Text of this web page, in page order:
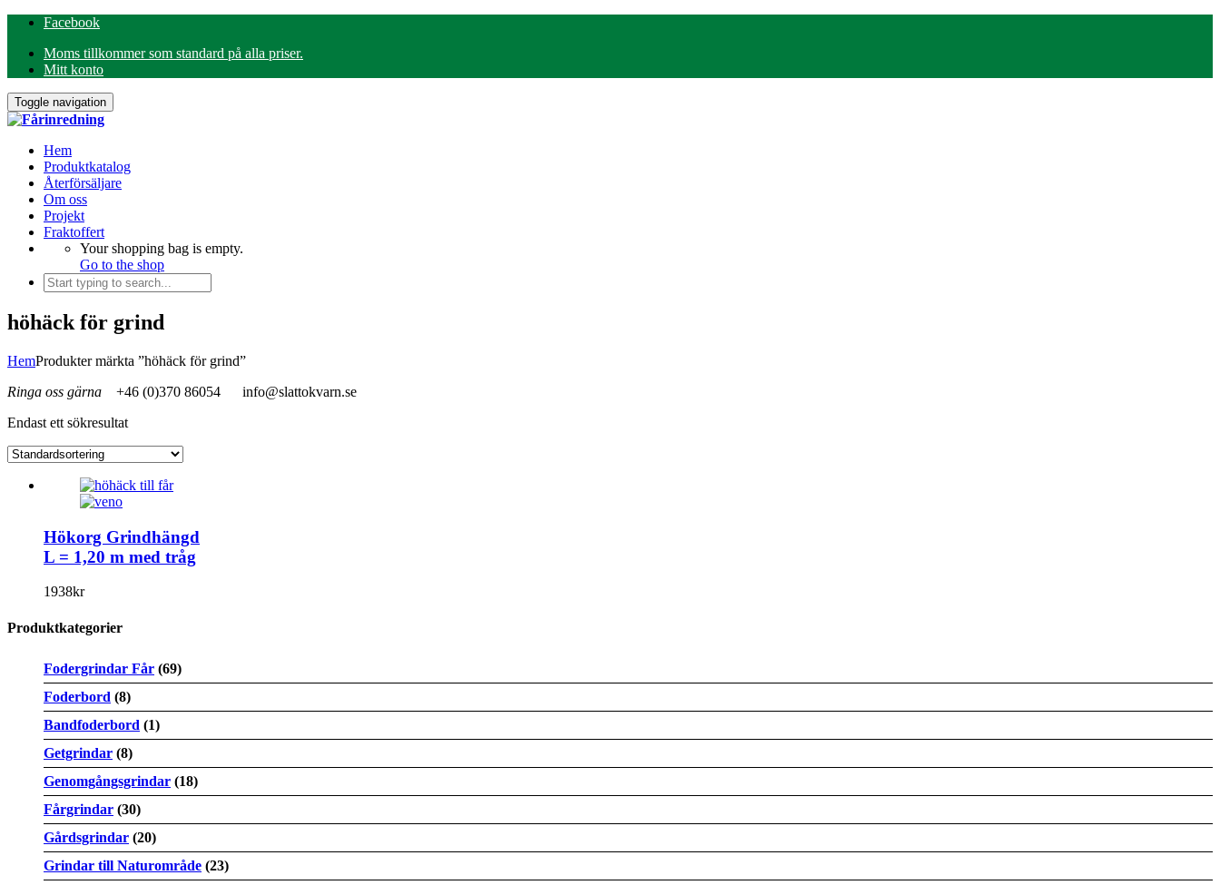
Facebook
Moms tillkommer som standard på alla priser.
Mitt konto
Toggle navigation
Hem
Produktkatalog
Återförsäljare
Om oss
Projekt
Fraktoffert
Your shopping bag is empty.
Go to the shop
höhäck för grind
HemProdukter märkta ”höhäck för grind”
Ringa oss gärna
+46 (0)370 86054
info@slattokvarn.se
Endast ett sökresultat
Hökorg Grindhängd
L = 1,20 m med tråg
1938kr
Produktkategorier
Fodergrindar Får (69)
Foderbord (8)
Bandfoderbord (1)
Getgrindar (8)
Genomgångsgrindar (18)
Fårgrindar (30)
Gårdsgrindar (20)
Grindar till Naturområde (23)